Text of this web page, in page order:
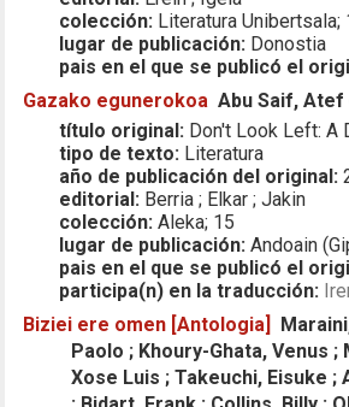
colección: Literatura Unibertsala;
lugar de publicación: Donostia
pais en el que se publicó el
Gazako egunerokoa Abu Saif, Atef
título original: Don't Look Left: A
tipo de texto: Literatura
año de publicación del original:
editorial: Berria ; Elkar ; Jakin
colección: Aleka; 15
lugar de publicación: Andoain
pais en el que se publicó el
participa(n) en la traducción:
Biziei ere omen [Antologia]
Paolo ; Khoury-Ghata, Venus ;
Xose Luis ; Takeuchi, Eisuke